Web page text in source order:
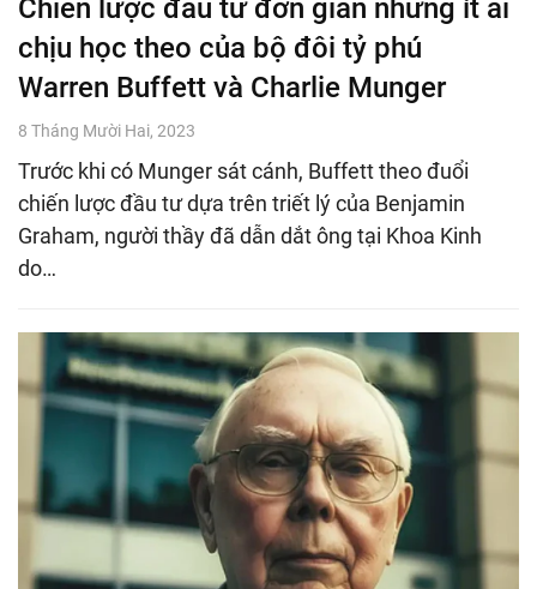
Chiến lược đầu tư đơn giản nhưng ít ai
chịu học theo của bộ đôi tỷ phú
Warren Buffett và Charlie Munger
8 Tháng Mười Hai, 2023
Trước khi có Munger sát cánh, Buffett theo đuổi
chiến lược đầu tư dựa trên triết lý của Benjamin
Graham, người thầy đã dẫn dắt ông tại Khoa Kinh
do…